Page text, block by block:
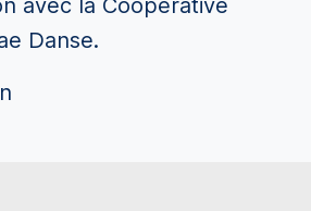
avec la Coopérative
Danse.